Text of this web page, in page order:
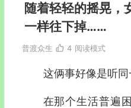
随着轻轻的摇晃，
一样往下掉……
普渡众生 4 阅读模式
这俩事好像是听同
在那个生活普遍